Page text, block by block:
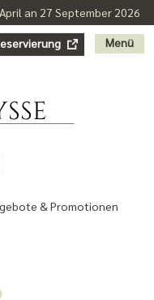
an 27 September 2026
Menü
& Promotionen